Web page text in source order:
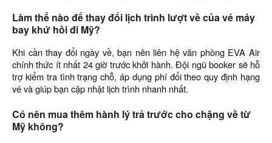
Làm thế nào để thay đổi lịch trình lượt về của vé máy
bay khứ hồi đi Mỹ?
Khi cần thay đổi ngày về, bạn nên liên hệ văn phòng EVA Air
chính thức ít nhất 24 giờ trước khởi hành. Đội ngũ booker sẽ hỗ
trợ kiểm tra tình trạng chỗ, áp dụng phí đổi theo quy định hạng
vé và giúp bạn cập nhật lịch trình nhanh nhất.
Có nên mua thêm hành lý trả trước cho chặng về từ
Mỹ không?